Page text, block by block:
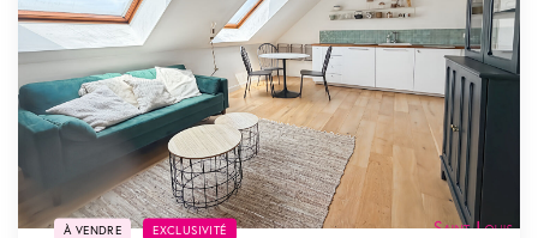
À VENDRE EXCLUSIVITÉ